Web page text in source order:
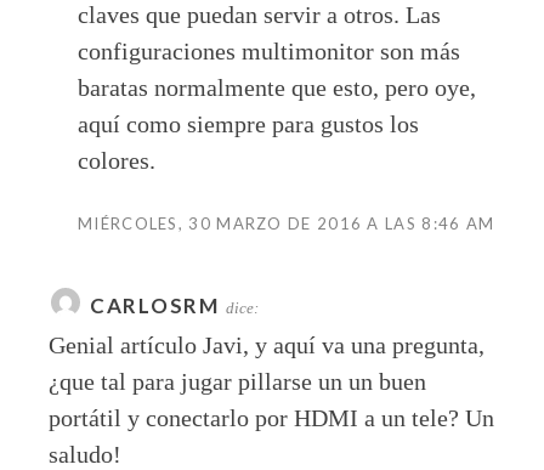
claves que puedan servir a otros. Las
configuraciones multimonitor son más
baratas normalmente que esto, pero oye,
aquí como siempre para gustos los
colores.
MIÉRCOLES, 30 MARZO DE 2016 A LAS 8:46 AM
CARLOSRM dice:
Genial artículo Javi, y aquí va una pregunta,
¿que tal para jugar pillarse un un buen
portátil y conectarlo por HDMI a un tele? Un
saludo!